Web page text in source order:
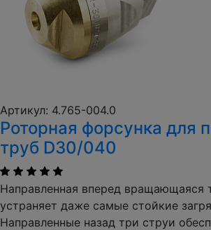
Артикул: 4.765-004.0
Роторная форсунка для
труб D30/040
Направленная вперед вращающаяся
устраняет даже самые стойкие
Направленные назад три струи